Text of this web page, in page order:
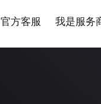
官方客服 我是服务